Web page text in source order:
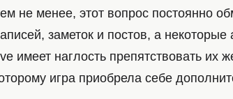
не менее, этот вопрос постоянно
заметок и постов, а
имеет наглость препятствовать
игра приобрела себе